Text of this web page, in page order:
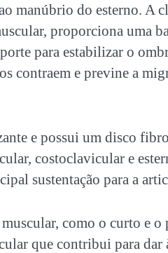
manúbrio do esterno. A
proporciona uma
para estabilizar o
contraem e previne a
e possui um disco
costoclavicular e
sustentação para a
como o curto e o
que contribui para dar